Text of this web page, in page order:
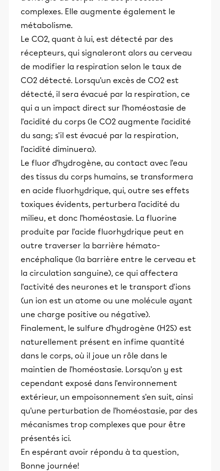
complexes. Elle augmente également le
métabolisme.
Le CO2, quant à lui, est détecté par des
récepteurs, qui signaleront alors au cerveau
de modifier la respiration selon le taux de
CO2 détecté. Lorsqu'un excès de CO2 est
détecté, il sera évacué par la respiration, ce
qui a un impact direct sur l'homéostasie de
l'acidité du corps (le CO2 augmente l'acidité
du sang; s'il est évacué par la respiration,
l'acidité diminuera).
Le fluor d'hydrogène, au contact avec l'eau
des tissus du corps humains, se transformera
en acide fluorhydrique, qui, outre ses effets
toxiques évidents, perturbera l'acidité du
milieu, et donc l'homéostasie. La fluorine
produite par l'acide fluorhydrique peut en
outre traverser la barrière hémato-
encéphalique (la barrière entre le cerveau et
la circulation sanguine), ce qui affectera
l'activité des neurones et le transport d'ions
(un ion est un atome ou une molécule ayant
une charge positive ou négative).
Finalement, le sulfure d'hydrogène (H2S) est
naturellement présent en infime quantité
dans le corps, où il joue un rôle dans le
maintien de l'homéostasie. Lorsqu'on y est
cependant exposé dans l'environnement
extérieur, un empoisonnement s'en suit, ainsi
qu'une perturbation de l'homéostasie, par des
mécanismes trop complexes que pour être
présentés ici.
En espérant avoir répondu à ta question,
Bonne journée!